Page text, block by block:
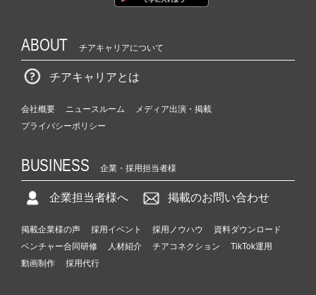
ABOUT チアキャリアについて
チアキャリアとは
会社概要 ニュースルーム
メディア出演・掲載
プライバシーポリシー
BUSINESS 企業・採用担当者様
企業担当者様へ 掲載のお問い合わせ
掲載企業様の声 採用イベント 採用ノウハウ
資料ダウンロード
ベンチャー合同研修
人材紹介 チアコネクション
TikTok運用
動画制作
採用代行